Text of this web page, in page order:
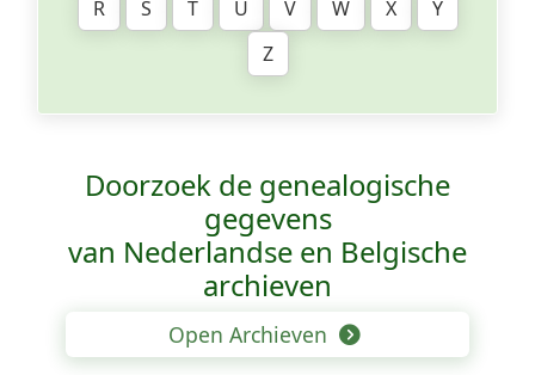
R
S T U V W X
Y
Z
Doorzoek de genealogische
gegevens
van Nederlandse en Belgische
archieven
Open Archieven